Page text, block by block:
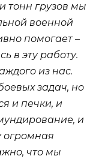
тонн грузов мы
военной
помогает –
в эту работу.
из нас.
задач, но
и печки, и
и
огромная
что мы